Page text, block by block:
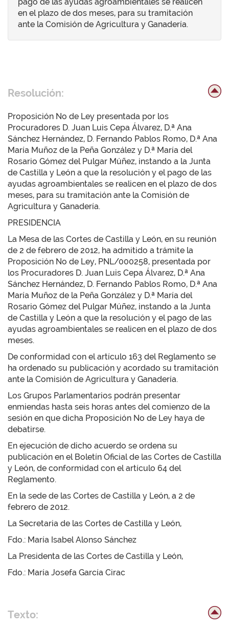
en el plazo de dos meses, para su tramitación
ante la Comisión de Agricultura y Ganadería.
Resolución:
Proposición No de Ley presentada por los
Procuradores D. Juan Luis Cepa Álvarez, D.ª Ana
Sánchez Hernández, D. Fernando Pablos Romo, D.ª Ana
María Muñoz de la Peña González y D.ª María del
Rosario Gómez del Pulgar Múñez, instando a la Junta
de Castilla y León a que la resolución y el pago de las
ayudas agroambientales se realicen en el plazo de dos
meses, para su tramitación ante la Comisión de
Agricultura y Ganadería.
PRESIDENCIA
La Mesa de las Cortes de Castilla y León, en su reunión
de 2 de febrero de 2012, ha admitido a trámite la
Proposición No de Ley, PNL/000258, presentada por
los Procuradores D. Juan Luis Cepa Álvarez, D.ª Ana
Sánchez Hernández, D. Fernando Pablos Romo, D.ª Ana
María Muñoz de la Peña González y D.ª María del
Rosario Gómez del Pulgar Múñez, instando a la Junta
de Castilla y León a que la resolución y el pago de las
ayudas agroambientales se realicen en el plazo de dos
meses.
De conformidad con el artículo 163 del Reglamento se
ha ordenado su publicación y acordado su tramitación
ante la Comisión de Agricultura y Ganadería.
Los Grupos Parlamentarios podrán presentar
enmiendas hasta seis horas antes del comienzo de la
sesión en que dicha Proposición No de Ley haya de
debatirse.
En ejecución de dicho acuerdo se ordena su
publicación en el Boletín Oficial de las Cortes de Castilla
y León, de conformidad con el artículo 64 del
Reglamento.
En la sede de las Cortes de Castilla y León, a 2 de
febrero de 2012.
La Secretaria de las Cortes de Castilla y León,
Fdo.: María Isabel Alonso Sánchez
La Presidenta de las Cortes de Castilla y León,
Fdo.: María Josefa García Cirac
Texto: